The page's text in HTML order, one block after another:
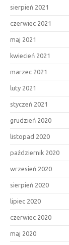
sierpień 2021
czerwiec 2021
maj 2021
kwiecień 2021
marzec 2021
luty 2021
styczeń 2021
grudzień 2020
listopad 2020
październik 2020
wrzesień 2020
sierpień 2020
lipiec 2020
czerwiec 2020
maj 2020